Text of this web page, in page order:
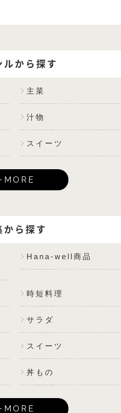
ルから探す
主菜
汁物
スイーツ
MORE
から探す
Hana-well商品
時短料理
サラダ
スイーツ
丼もの
MORE